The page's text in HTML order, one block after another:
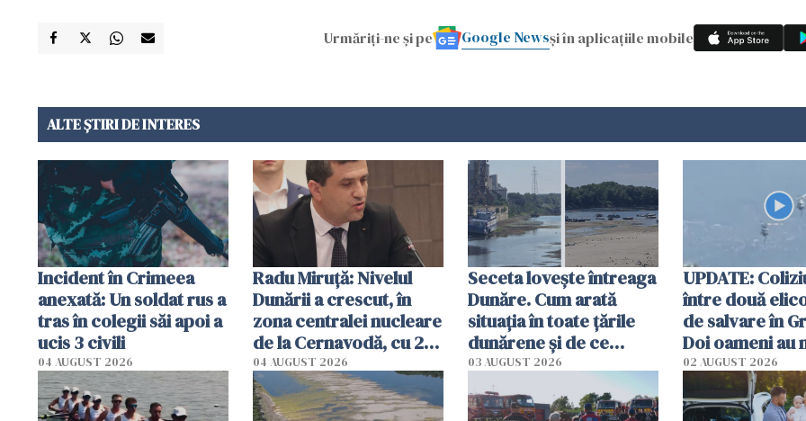
Urmăriți-ne și pe Google Newsși în aplicațiile mobile
ALTE ȘTIRI DE INTERES
Incident în Crimeea
anexată: Un soldat rus a
tras în colegii săi apoi a
ucis 3 civili
04 AUGUST 2026
Radu Miruţă: Nivelul
Dunării a crescut, în
zona centralei nucleare
de la Cernavodă, cu 2
cm faţă de ziua trecută
04 AUGUST 2026
Seceta lovește întreaga
Dunăre. Cum arată
situația în toate țările
dunărene și de ce
România resimte
efectele, deși a plouat
în iulie
03 AUGUST 2026
UPDATE:
între două
de salvare în
Doi oameni au
02 AUGUST 2026